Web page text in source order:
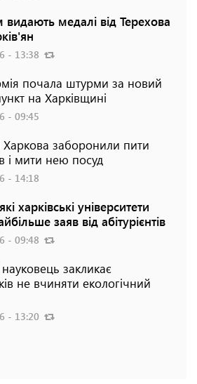
медалі від Терехова
- 13:38
почала штурми за новий
на Харківщині
- 09:45
Харкова заборонили пити
і мити нею посуд
- 14:18
харківські університети
заяв від абітурієнтів
- 09:48
закликає
не вчиняти екологічний
- 13:20